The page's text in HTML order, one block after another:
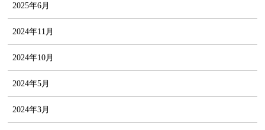
2025年6月
2024年11月
2024年10月
2024年5月
2024年3月